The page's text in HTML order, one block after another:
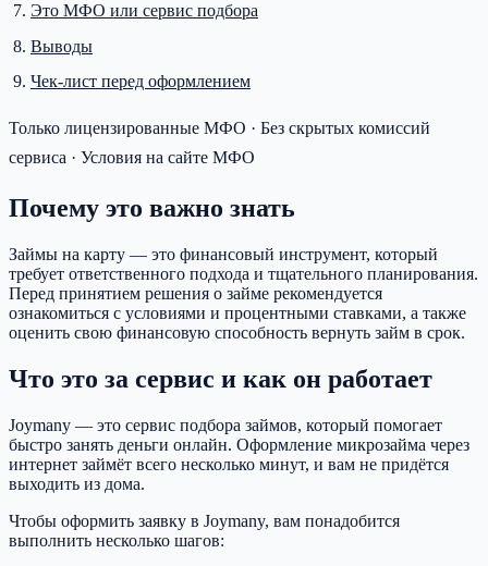
Это МФО или сервис подбора
Выводы
Чек-лист перед оформлением
Только лицензированные МФО · Без скрытых комиссий
сервиса · Условия на сайте МФО
Почему это важно знать
Займы на карту — это финансовый инструмент, который
требует ответственного подхода и тщательного планирования.
Перед принятием решения о займе рекомендуется
ознакомиться с условиями и процентными ставками, а также
оценить свою финансовую способность вернуть займ в срок.
Что это за сервис и как он работает
Joymany — это сервис подбора займов, который помогает
быстро занять деньги онлайн. Оформление микрозайма через
интернет займёт всего несколько минут, и вам не придётся
выходить из дома.
Чтобы оформить заявку в Joymany, вам понадобится
выполнить несколько шагов: